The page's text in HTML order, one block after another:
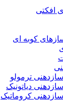
افکتی
کوبه ای
سازدهنی ترمولو
سازدهنی دیاتونیک
سازدهنی کروماتیک